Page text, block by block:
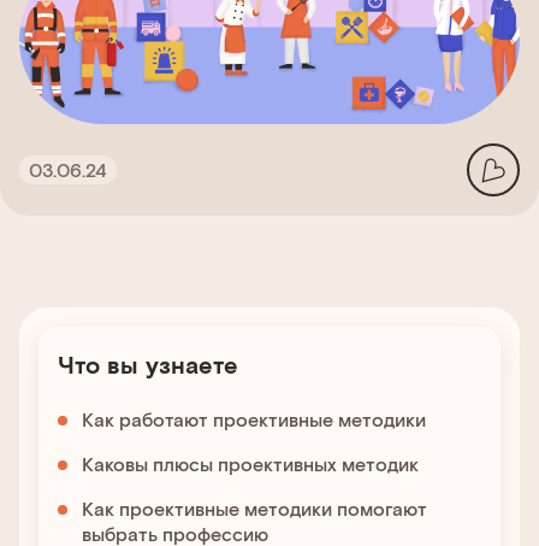
03.06.24
Что вы узнаете
Как работают проективные методики
Каковы плюсы проективных методик
Как проективные методики помогают
выбрать профессию